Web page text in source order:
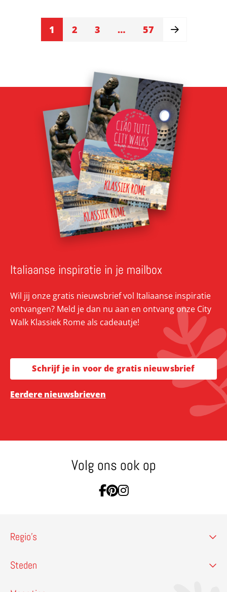
honderdvijfenzeventig meter boven de vallei ‘zweeft’, met
ver beneden je de Vigi-rivier. De brug verbindt het dorpje
Sellano, een van de borghi più belli d’Italia, mooiste dorpjes
vijfhonderdzeventien meter is de hangbrug in Sellano niet
de langste in Italië. Dat is de Ponte Tibetano
Castelsaraceno in de regio Basilicata, die...
navigation
1 2 3 … 57 →
Italiaanse inspiratie in je mailbox
Wil jij onze gratis nieuwsbrief vol Italiaanse inspiratie
ontvangen? Meld je dan nu aan en ontvang onze City
Walk Klassiek Rome als cadeautje!
Schrijf je in voor de gratis nieuwsbrief
Eerdere nieuwsbrieven
Volg ons ook op
Ga naar Facebook
Ga naar Pinterest
Ga naar Instagram
Regio’s
Steden